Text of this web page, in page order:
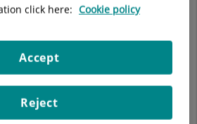
click here: Cookie policy
Reject
Accept